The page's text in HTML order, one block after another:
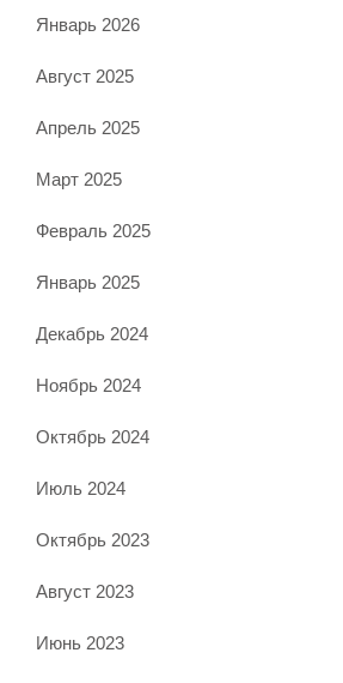
Январь 2026
Август 2025
Апрель 2025
Март 2025
Февраль 2025
Январь 2025
Декабрь 2024
Ноябрь 2024
Октябрь 2024
Июль 2024
Октябрь 2023
Август 2023
Июнь 2023